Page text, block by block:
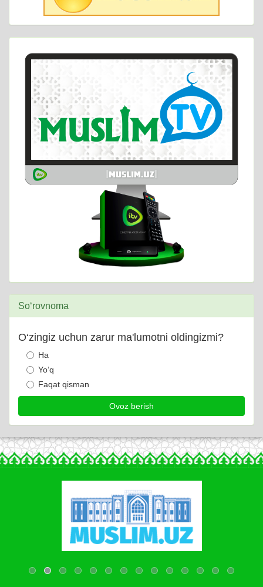
So‘rovnoma
O‘zingiz uchun zarur ma'lumotni oldingizmi?
Ha
Yo‘q
Faqat qisman